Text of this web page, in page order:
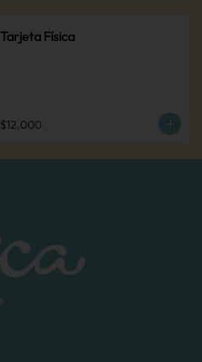
Tarjeta Física
$12.000